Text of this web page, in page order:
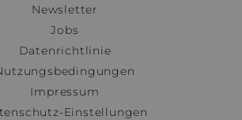
Newsletter
Jobs
Datenrichtlinie
Impressum
Einstellungen